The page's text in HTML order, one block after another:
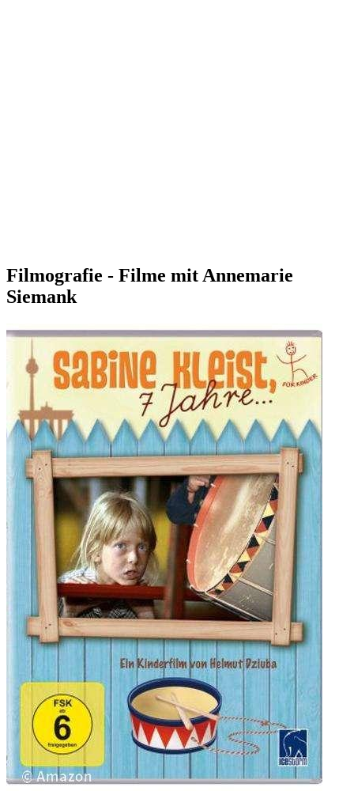
Filmografie - Filme mit Annemarie
Siemank